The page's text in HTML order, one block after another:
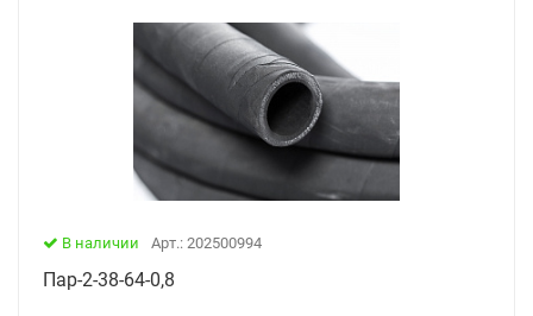
В наличии Арт.: 202500994
Пар-2-38-64-0,8